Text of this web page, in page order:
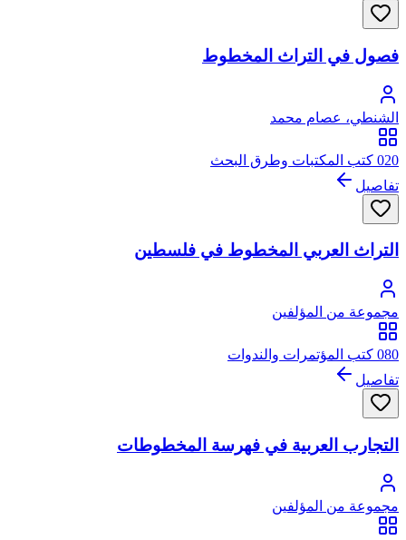
فصول في التراث المخطوط
الشنطي، عصام محمد
020 كتب المكتبات وطرق البحث
تفاصيل
التراث العربي المخطوط في فلسطين
مجموعة من المؤلفين
080 كتب المؤتمرات والندوات
تفاصيل
التجارب العربية في فهرسة المخطوطات
مجموعة من المؤلفين